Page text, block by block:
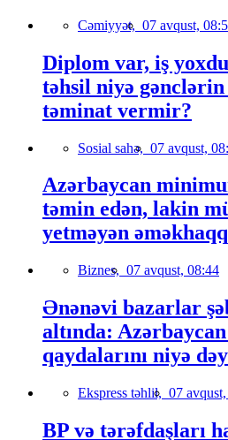
Cəmiyyət, 07 avqust,
Diplom var, iş
təhsil niyə
təminat vermir?
Sosial sahə, 07 avqust,
Azərbaycan
təmin edən, lakin
yetməyən
Biznes, 07 avqust, 08:44
Ənənəvi bazarlar
altında:
qaydalarını niyə
Ekspress təhlil, 07
BP və tərəfdaşları